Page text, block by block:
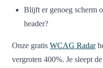
Blijft er genoeg scherm
header?
Onze gratis WCAG Radar
vergroten 400%. Je sleept